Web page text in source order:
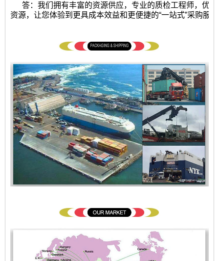
答：我们拥有丰富的资源供应，专业的质检工程师，优
资源，让您体验到更具成本效益和更便捷的“一站式”采购服